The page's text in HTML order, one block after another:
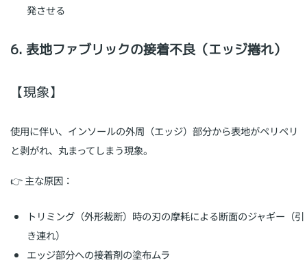
発させる
6. 表地ファブリックの接着不良（エッジ捲れ）
【現象】
使用に伴い、インソールの外周（エッジ）部分から表地がペリペリ
と剥がれ、丸まってしまう現象。
👉 主な原因：
トリミング（外形裁断）時の刃の摩耗による断面のジャギー（引
き連れ）
エッジ部分への接着剤の塗布ムラ